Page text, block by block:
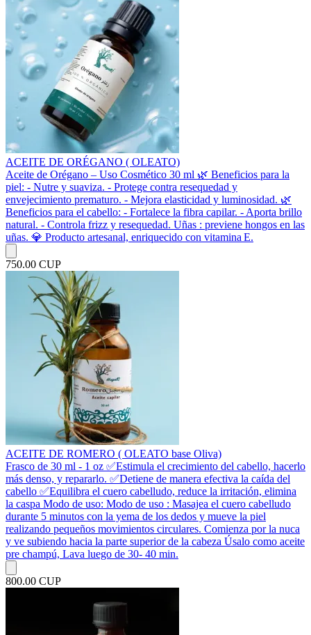
ACEITE DE ORÉGANO ( OLEATO)
Aceite de Orégano – Uso Cosmético 30 ml 🌿 Beneficios para la
piel: - Nutre y suaviza. - Protege contra resequedad y
envejecimiento prematuro. - Mejora elasticidad y luminosidad. 🌿
Beneficios para el cabello: - Fortalece la fibra capilar. - Aporta brillo
natural. - Controla frizz y resequedad. Uñas : previene hongos en las
uñas. 💎 Producto artesanal, enriquecido con vitamina E.
750.00 CUP
ACEITE DE ROMERO ( OLEATO base Oliva)
Frasco de 30 ml - 1 oz ✅️Estimula el crecimiento del cabello, hacerlo
más denso, y repararlo. ✅️Detiene de manera efectiva la caída del
cabello ✅️Equilibra el cuero cabelludo, reduce la irritación, elimina
la caspa Modo de uso: Modo de uso : Masajea el cuero cabelludo
durante 5 minutos con la yema de los dedos y mueve la piel
realizando pequeños movimientos circulares. Comienza por la nuca
y ve subiendo hacia la parte superior de la cabeza Úsalo como aceite
pre champú, Lava luego de 30- 40 min.
800.00 CUP